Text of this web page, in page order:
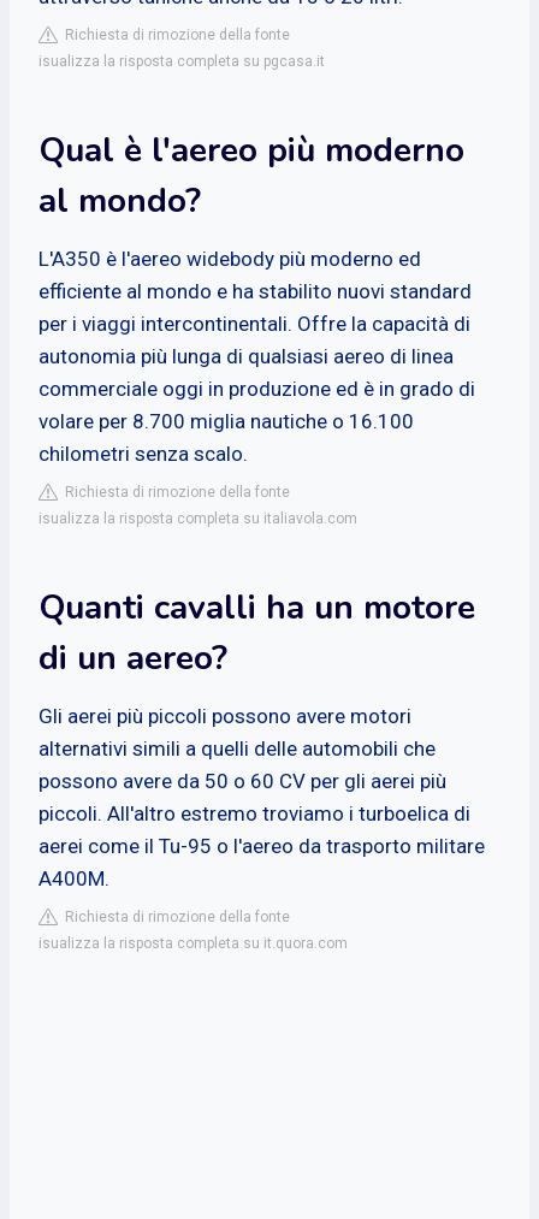
Richiesta di rimozione della fonte
isualizza la risposta completa su pgcasa.it
Qual è l'aereo più moderno
al mondo?
L'A350 è l'aereo widebody più moderno ed
efficiente al mondo e ha stabilito nuovi standard
per i viaggi intercontinentali. Offre la capacità di
autonomia più lunga di qualsiasi aereo di linea
commerciale oggi in produzione ed è in grado di
volare per 8.700 miglia nautiche o 16.100
chilometri senza scalo.
Richiesta di rimozione della fonte
isualizza la risposta completa su italiavola.com
Quanti cavalli ha un motore
di un aereo?
Gli aerei più piccoli possono avere motori
alternativi simili a quelli delle automobili che
possono avere da 50 o 60 CV per gli aerei più
piccoli. All'altro estremo troviamo i turboelica di
aerei come il Tu-95 o l'aereo da trasporto militare
A400M.
Richiesta di rimozione della fonte
isualizza la risposta completa su it.quora.com